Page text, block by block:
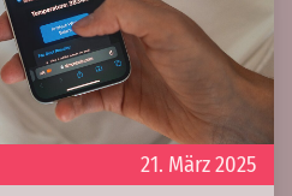
21. März 2025